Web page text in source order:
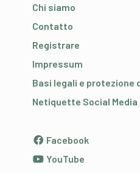
Chi siamo
Contatto
Registrare
Impressum
Basi legali e protezione
Netiquette Social Media
Facebook
YouTube